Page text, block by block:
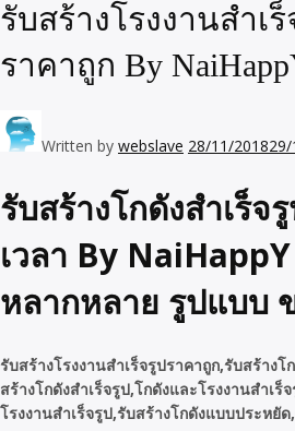
รับสร้างโรงงานสำเ
ราคาถูก By
Written by webslave 28/11/2018
รับสร้างโกดังสำเร็จ
เวลา By NaiHappY
หลากหลาย รูปแบบ
รับสร้างโรงงานสำเร็จรูปราคาถูก,รับสร้าง
สร้างโกดังสำเร็จรูป,โกดังและโรงงานสำเ
โรงงานสำเร็จรูป,รับสร้างโกดังแบบประหยั